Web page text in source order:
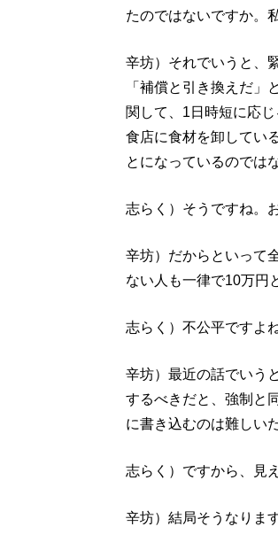
たのではないですか。
辛坊）それでいうと、
「補償と引き換えだ
関して、1日時短に応
食店に食材を卸してい
とになっているのでは
志らく）そうですね。
辛坊）だからといって
ない人も一律で10万円
志らく）不公平ですよね
辛坊）最近の話でいう
するべきだと、強制と
に書き込むのは難しい
志らく）ですから、見
辛坊）結局そうなりま